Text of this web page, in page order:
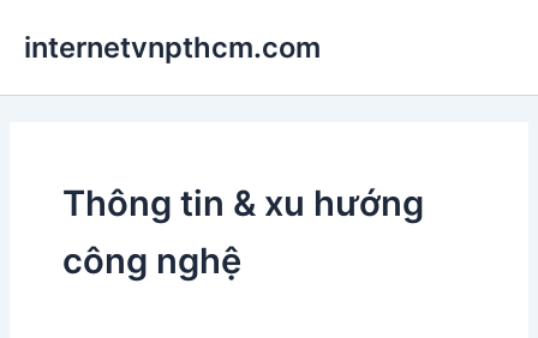
dung
internetvnpthcm.com
Thông tin & xu hướng
công nghệ